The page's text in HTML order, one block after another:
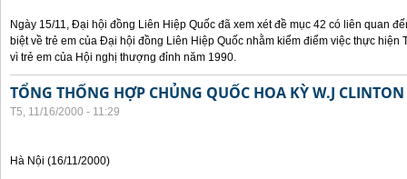
Ngày 15/11, Đại hội đồng Liên Hiệp Quốc đã xem xét đề mục 42 có liên quan
biệt về trẻ em của Đại hội đồng Liên Hiệp Quốc nhằm kiểm điểm việc thực
vì trẻ em của Hội nghị thượng đỉnh năm 1990.
TỔNG THỐNG HỢP CHỦNG QUỐC HOA KỲ W.J
T5, 11/16/2000 - 11:29
Hà Nội (16/11/2000)